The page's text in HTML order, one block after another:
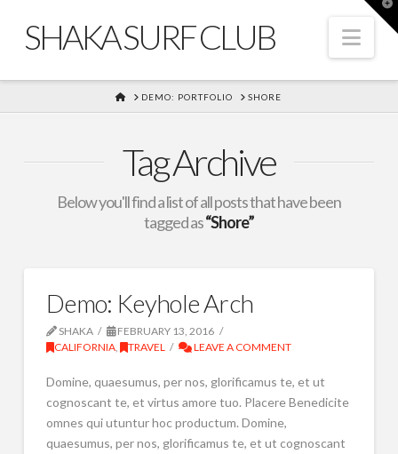
SHAKA SURF CLUB
HOMEDEMO: PORTFOLIO SHORE
Tag Archive
Below you'll find a list of all posts that have been
tagged as“Shore”
Demo: Keyhole Arch
SHAKA
FEBRUARY 13, 2016
CALIFORNIA, TRAVEL LEAVE A COMMENT
Domine, quaesumus, per nos, glorificamus te, et ut
cognoscant te, et virtus amore tuo. Placere Benedicite
omnes qui utuntur hoc productum. Domine,
quaesumus, per nos, glorificamus te, et ut cognoscant